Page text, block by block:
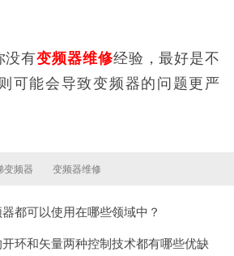
没有变频器维修经验，最好是不
可能会导致变频器的问题更严
变频器 变频器维修
都可以使用在哪些领域中？
环和矢量两种控制技术都有哪些优缺